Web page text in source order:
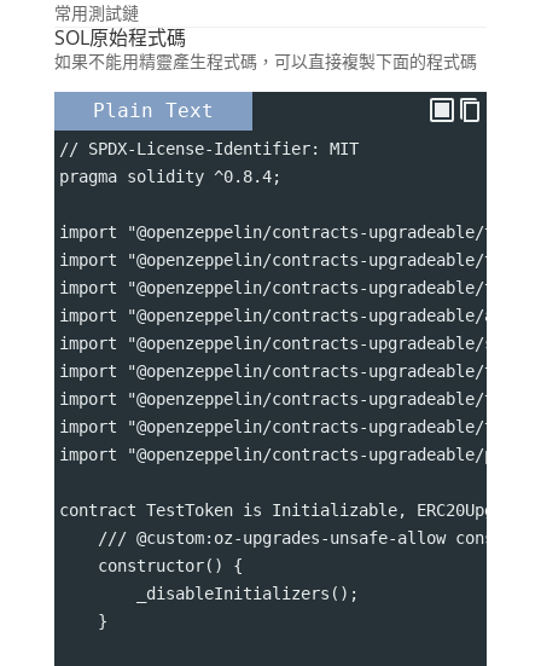
常用測試鏈
SOL原始程式碼
如果不能用精靈產生程式碼，可以直接複製下面的程式碼
Plain Text
// SPDX-License-Identifier: MIT
pragma solidity ^0.8.4;
import "@openzeppelin/contracts-upgradeable/token/
import "@openzeppelin/contracts-upgradeable/
import "@openzeppelin/contracts-upgradeable/token/
import "@openzeppelin/contracts-upgradeable/
import "@openzeppelin/contracts-upgradeable/
import "@openzeppelin/contracts-upgradeable/
import "@openzeppelin/contracts-upgradeable/token/
import "@openzeppelin/contracts-upgradeable/
import "@openzeppelin/contracts-upgradeable/
contract TestToken is Initializable,
/// @custom:oz-upgrades-unsafe-allow
    constructor() {
        _disableInitializers();
    }